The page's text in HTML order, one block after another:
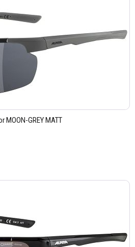
MOON-GREY MATT